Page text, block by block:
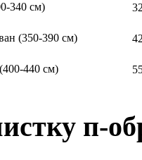
340 см)
(350-390 см)
440 см)
п-